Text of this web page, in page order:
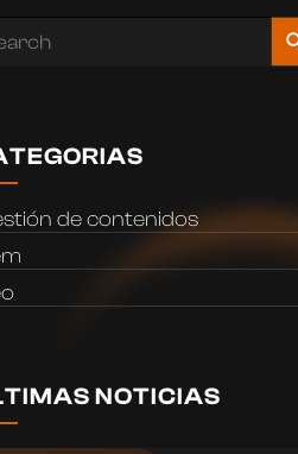
de contenidos
NOTICIAS